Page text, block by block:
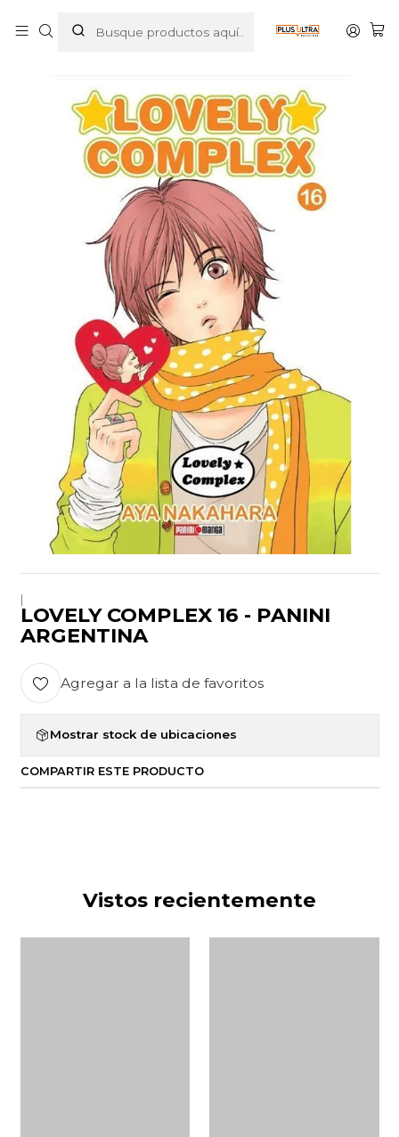
LOVELY COMPLEX 16 - PANINI ARGENTINA
|
LOVELY COMPLEX 16 - PANINI
ARGENTINA
Agregar a la lista de favoritos
Mostrar stock de ubicaciones
COMPARTIR ESTE PRODUCTO
Vistos recientemente